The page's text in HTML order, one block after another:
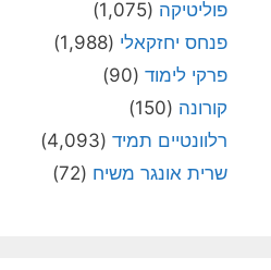
פוליטיקה (1,075)
פנחס יחזקאלי (1,988)
פרקי לימוד (90)
קורונה (150)
רלוונטיים תמיד (4,093)
שרית אונגר משיח (72)